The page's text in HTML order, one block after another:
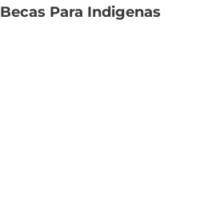
Becas Para Indigenas